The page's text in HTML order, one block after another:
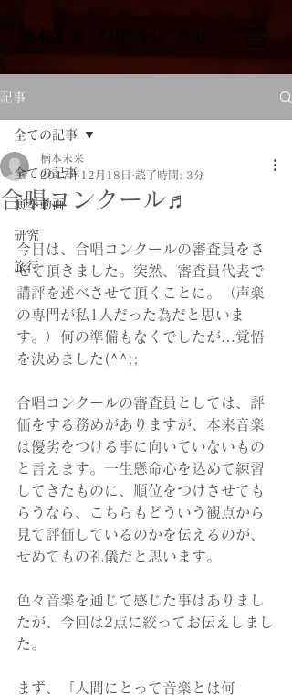
​楠本未来 Official Site
記事
全ての記事
演奏動画
研究
旅行
全ての記事
合唱コンクール♬
楠本未来
2017年12月18日
読了時間: 3分
今日は、合唱コンクールの審査員をさ
せて頂きました。突然、審査員代表で
講評を述べさせて頂くことに。（声楽
の専門が私1人だった為だと思いま
す。）何の準備もなくでしたが…覚悟
を決めました(^^;;
合唱コンクールの審査員としては、評
価をする務めがありますが、本来音楽
は優劣をつける事に向いていないもの
と言えます。一生懸命心を込めて練習
してきたものに、順位をつけさせても
らうなら、こちらもどういう観点から
見て評価しているのかを伝えるのが、
せめてもの礼儀だと思います。
色々音楽を通じて感じた事はありまし
たが、今回は2点に絞ってお伝えしまし
た。
まず、「人間にとって音楽とは何